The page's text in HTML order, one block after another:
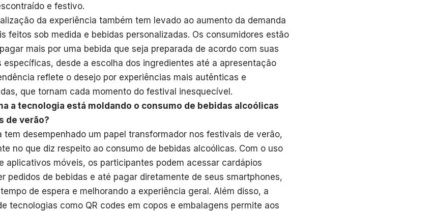
e festivo.
da experiência também tem levado ao aumento da demanda
feitos sob medida e bebidas personalizadas. Os consumidores estão
mais por uma bebida que seja preparada de acordo com suas
específicas, desde a escolha dos ingredientes até a apresentação
reflete o desejo por experiências mais autênticas e
que tornam cada momento do festival inesquecível.
a tecnologia está moldando o consumo de bebidas alcoólicas
de verão?
tem desempenhado um papel transformador nos festivais de verão,
no que diz respeito ao consumo de bebidas alcoólicas. Com o uso
aplicativos móveis, os participantes podem acessar cardápios
pedidos de bebidas e até pagar diretamente de seus smartphones,
de espera e melhorando a experiência geral. Além disso, a
tecnologias como QR codes em copos e embalagens permite aos